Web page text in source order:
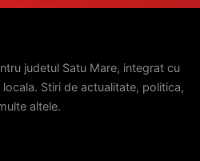
judetul Satu Mare, integrat cu
Stiri de actualitate, politica,
altele.